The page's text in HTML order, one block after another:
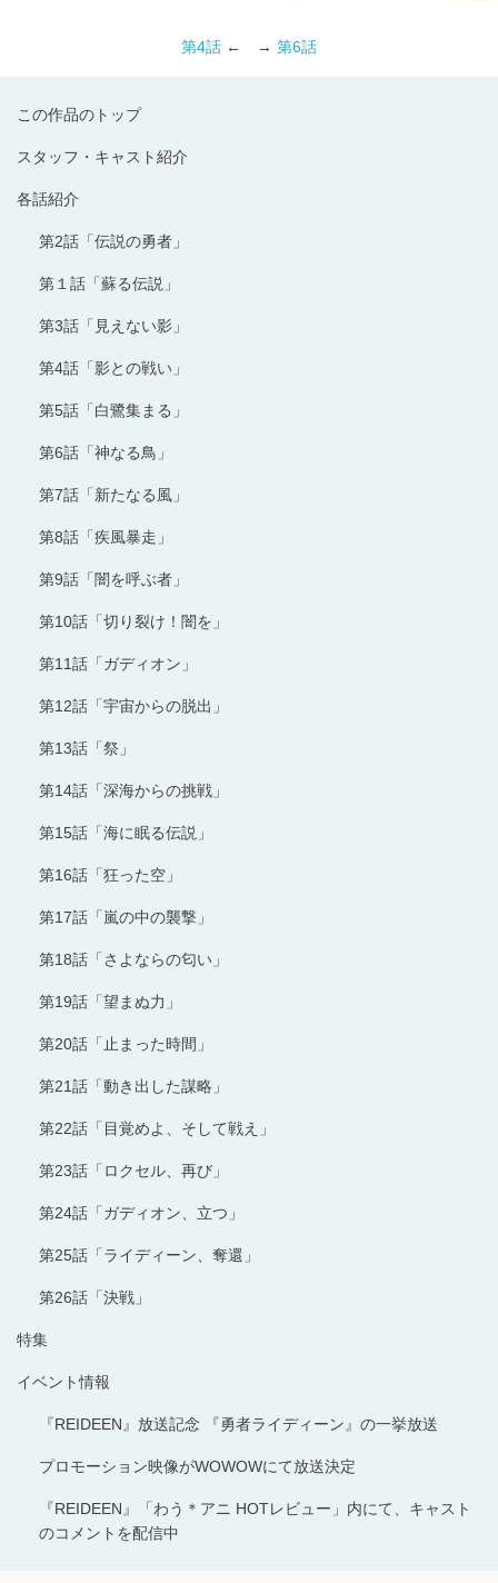
この作品のトップ
スタッフ・キャスト紹介
各話紹介
第2話「伝説の勇者」
第１話「蘇る伝説」
第3話「見えない影」
第4話「影との戦い」
第5話「白鷺集まる」
第6話「神なる鳥」
第7話「新たなる風」
第8話「疾風暴走」
第9話「闇を呼ぶ者」
第10話「切り裂け！闇を」
第11話「ガディオン」
第12話「宇宙からの脱出」
第13話「祭」
第14話「深海からの挑戦」
第15話「海に眠る伝説」
第16話「狂った空」
第17話「嵐の中の襲撃」
第18話「さよならの匂い」
第19話「望まぬ力」
第20話「止まった時間」
第21話「動き出した謀略」
第22話「目覚めよ、そして戦え」
第23話「ロクセル、再び」
第24話「ガディオン、立つ」
第25話「ライディーン、奪還」
第26話「決戦」
特集
イベント情報
『REIDEEN』放送記念 『勇者ライディーン』の一挙放送
プロモーション映像がWOWOWにて放送決定
『REIDEEN』「わう＊アニ HOTレビュー」内にて、キャスト
のコメントを配信中
第4話 ← → 第6話